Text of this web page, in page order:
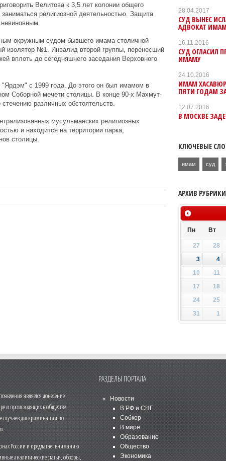
Велитова к 3,5 лет колонии общего
религиозной деятельностью. Защита
окружным судом бывшего имама столичной
изолятор №1. Инвалид второй группы, перенесший
вплоть до сегодняшнего заседания Верховного
с 1999 года. До этого он был имамом в
Соборной мечети столицы. В конце 90-х Махмут-
различных обстоятельств.
мусульманских религиозных
и находится на территории парка,
столицы.
28.04.2017
СУД ВЫНЕС
АДВОКАТ
16.11.2016
СУД ОГЛАСИЛ
ИМАМУ
24.10.2016
ИМАМ
ПЯТИ ГОДАМ
12.07.2016
В МОСКВЕ
КЛЮЧЕВЫЕ
имам суд
АРХИВ
Пн Вт
27 28
3
4
10
11
17
18
24
25
31
1
является донесение
и происходящих в обществе
случаев дискриминации по
России и предлагает вниманию
аналитические статьи, обзоры,
РАЗДЕЛЫ ПОРТАЛА
Новости
В РФ и СНГ
Собкор
В мире
Образование
Общество
Экономика